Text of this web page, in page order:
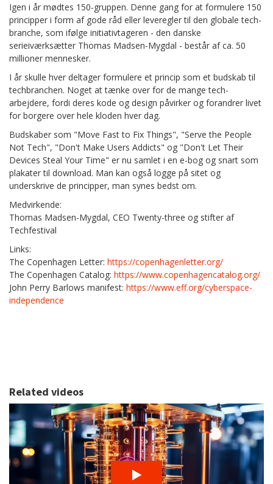
Igen i år mødtes 150-gruppen. Denne gang for at formulere 150
principper i form af gode råd eller leveregler til den globale tech-
branche, som ifølge initiativtageren - den danske
serieiværksætter Thomas Madsen-Mygdal - består af ca. 50
millioner mennesker.
I år skulle hver deltager formulere et princip som et budskab til
techbranchen. Noget at tænke over for de mange tech-
arbejdere, fordi deres kode og design påvirker og forandrer livet
for borgere over hele kloden hver dag.
Budskaber som "Move Fast to Fix Things", "Serve the People
Not Tech", "Don't Make Users Addicts" og "Don't Let Their
Devices Steal Your Time" er nu samlet i en e-bog og snart som
plakater til download. Man kan også logge på sitet og
underskrive de principper, man synes bedst om.
Medvirkende:
Thomas Madsen-Mygdal, CEO Twenty-three og stifter af
Techfestival
Links:
The Copenhagen Letter: https://copenhagenletter.org/
The Copenhagen Catalog: https://www.copenhagencatalog.org/
John Perry Barlows manifest: https://www.eff.org/cyberspace-
independence
Related videos